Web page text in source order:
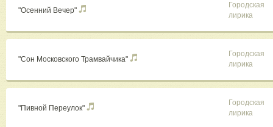
"Осенний Вечер"
Городская
лирика
"Сон Московского Трамвайчика"
Городская
лирика
"Пивной Переулок"
Городская
лирика